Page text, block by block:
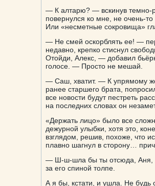
— К алтарю? — вскинув темно-
повернулся ко мне, не очень-
Или «несметные сокровища»
— Не смей оскорблять ее! —
недавно, крепко стиснул
Отойди, Алекс, — добавил
голосе. — Просто не мешай.
— Саш, хватит. — К упрямому
ранее старшего брата,
все новости будут пестреть
на последних словах он
«Держать лицо» было все
дежурной улыбки, хотя это,
взглядом, решив, похоже, что
плавно шагнул в сторону…
— Ш-ш-шла бы ты отсюда, Аня, —
за его спиной толпе.
А я бы, кстати, и ушла. Не будь